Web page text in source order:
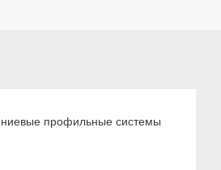
профильные системы